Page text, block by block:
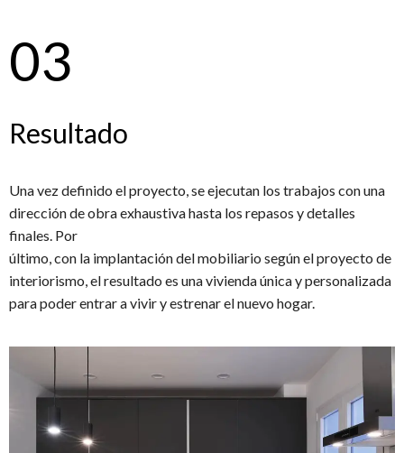
03
Resultado
Una vez definido el proyecto, se ejecutan los trabajos con una
dirección de obra exhaustiva hasta los repasos y detalles
finales. Por
último, con la implantación del mobiliario según el proyecto de
interiorismo, el resultado es una vivienda única y personalizada
para poder entrar a vivir y estrenar el nuevo hogar.